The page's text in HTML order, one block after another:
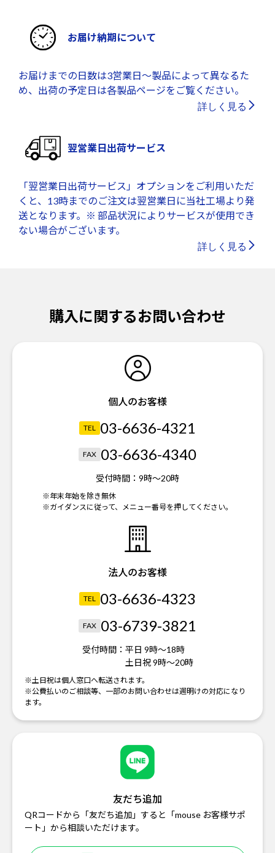
お届け納期について
お届けまでの日数は3営業日～製品によって異なるた
め、出荷の予定日は各製品ページをご覧ください。
詳しく見る
翌営業日出荷サービス
「翌営業日出荷サービス」オプションをご利用いただ
くと、13時までのご注文は翌営業日に当社工場より発
送となります。※ 部品状況によりサービスが使用でき
ない場合がございます。
詳しく見る
購入に関するお問い合わせ
個人のお客様
TEL 03-6636-4321
FAX 03-6636-4340
受付時間： 9時～20時
※年末年始を除き無休
※ガイダンスに従って、メニュー番号を押してください。
法人のお客様
TEL 03-6636-4323
FAX 03-6739-3821
受付時間： 平日 9時～18時
土日祝 9時～20時
※土日祝は個人窓口へ転送されます。
※公費払いのご相談等、一部のお問い合わせは週明けの対応になり
ます。
友だち追加
QRコードから「友だち追加」すると「mouse お客様サポ
ート」から相談いただけます。